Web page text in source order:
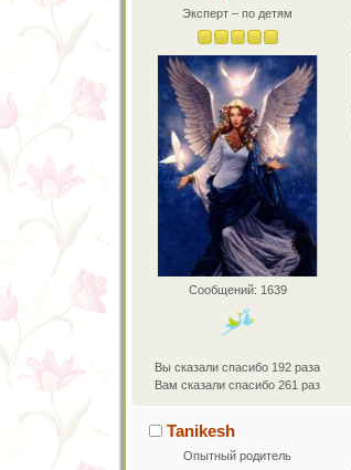
Эксперт – по детям
Сообщений: 1639
Вы сказали спасибо 192 раза
Вам сказали спасибо 261 раз
Tanikesh
Опытный родитель